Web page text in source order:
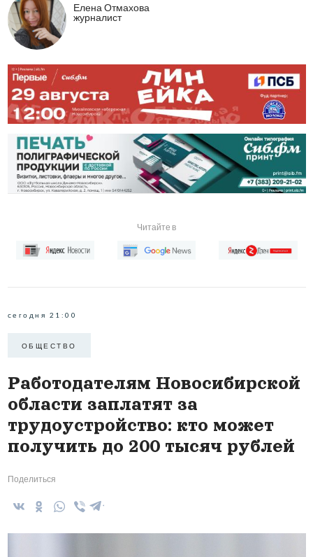
Елена Отмахова
журналист
Читайте в
сегодня 21:00
ОБЩЕСТВО
Работодателям Новосибирской
области заплатят за
трудоустройство: кто может
получить до 200 тысяч рублей
Поделиться